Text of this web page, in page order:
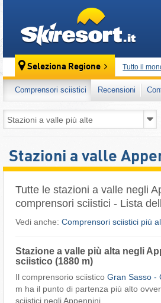
Seleziona Regione Tutto il
Comprensori sciistici Recensioni
Stazioni a valle
Tutte le stazioni a valle negli
comprensori sciistici - Lista
Vedi anche: Comprensori sciistici più
Stazione a valle più alta negli
sciistico (1880 m)
Il comprensorio sciistico Gran Sasso -
m ha il punto di partenza più alto
sciistici negli Appennini.